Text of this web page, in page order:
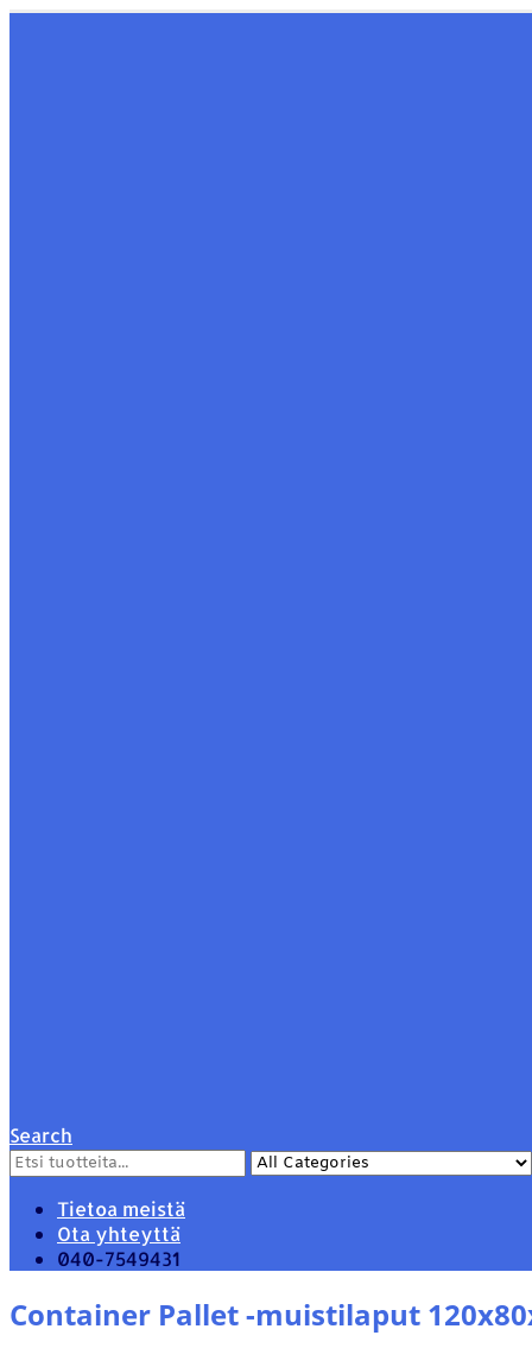
Search
Tietoa meistä
Ota yhteyttä
040-7549431
Container Pallet -muistilaput